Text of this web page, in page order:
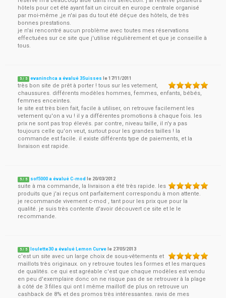
hôtels pour cet été ayant fait un circuit en europe centrale organisé
par moi-même ,je n'ai pas du tout été déçue des hôtels, de très
bonnes prestations.
je n'ai rencontré aucun problème avec toutes mes réservations
effectuées sur ce site que j'utilise régulièrement et que je conseille à
tous.
5 / 5 evaninchca a évalué 3Suisses le17/11/2011
très bon site de prêt à porter ! tous sur les vetement,
chaussures. différents modèles hommes, femmes, enfants, bébés,
femmes enceintes.
le site est très bien fait, facile à utiliser, on retrouve facilement les
vetement qu'on a vu ! il y a différentes promotions à chaque fois. les
prix ne sont pas trop élevés. par contre, niveau taille, il n'y a pas
toujours celle qu'on veut, surtout pour les grandes tailles ! la
commande est facile. il existe différents type de paiements, et la
livraison est rapide.
5 / 5 sof5000 a évalué C-mod le 20/03/2012
suite à ma commande, la livraison a été très rapide. les
produits que j'ai reçus ont parfaitement correspondu à mon attente.
je recommande vivement c-mod , tant pour les prix que pour la
qualité. je suis très contente d'avoir découvert ce site et le le
recommande.
5 / 5 loulette30 a évalué Lemon Curve le 27/05/2013
c'est un site avec un large choix de sous-vêtements et
maillots très originaux. on y retrouve toutes les formes et les marques
de qualités. ce qui est agréable c'est que chaque modèles est vendu
en peu d'exemplaire donc on ne risque pas de se retrouver à la plage
à côté de 3 filles qui ont l même maillot! de plus on retrouve un
cashback de 8% et des promos très intéressantes. ravis de mes